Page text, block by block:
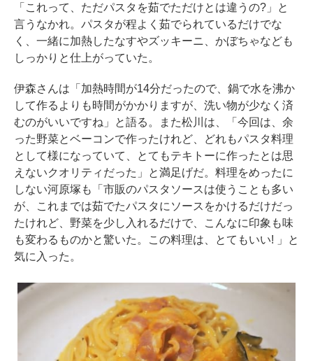
「これって、ただパスタを茹でただけとは違うの?」と
言うなかれ。パスタが程よく茹でられているだけでな
く、一緒に加熱したなすやズッキーニ、かぼちゃなども
しっかりと仕上がっていた。
伊森さんは「加熱時間が14分だったので、鍋で水を沸か
して作るよりも時間がかかりますが、洗い物が少なく済
むのがいいですね」と語る。また松川は、「今回は、余
った野菜とベーコンで作ったけれど、どれもパスタ料理
として様になっていて、とてもテキトーに作ったとは思
えないクオリティだった」と満足げだ。料理をめったに
しない河原塚も「市販のパスタソースは使うことも多い
が、これまでは茹でたパスタにソースをかけるだけだっ
たけれど、野菜を少し入れるだけで、こんなに印象も味
も変わるものかと驚いた。この料理は、とてもいい! 」と
気に入った。